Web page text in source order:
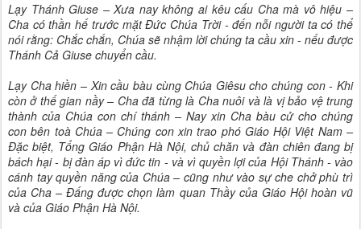
Lạy Thánh Giuse – Xưa nay không ai kêu cấu Cha mà vô hiệu –
Cha có thần hế trước mặt Đức Chúa Trời - đến nỗi người ta có thể
nói rằng: Chắc chắn, Chúa sẽ nhậm lời chúng ta cầu xin - nếu được
Thánh Cả Giuse chuyển cầu.
Lạy Cha hiền – Xin cầu bàu cùng Chúa Giêsu cho chúng con - Khi
còn ở thế gian nầy – Cha đã từng là Cha nuôi và là vị bảo vệ trung
thành của Chúa con chí thánh – Nay xin Cha bàu cử cho chúng
con bên toà Chúa – Chúng con xin trao phó Giáo Hội Việt Nam –
Đặc biệt, Tổng Giáo Phận Hà Nội, chủ chăn và đàn chiên đang bị
bách hại - bị đàn áp vì đức tin - và vì quyền lợi của Hội Thánh - vào
cánh tay quyền năng của Chúa – cũng như vào sự che chở phù trì
của Cha – Đấng được chọn làm quan Thầy của Giáo Hội hoàn vũ
và của Giáo Phận Hà Nội.